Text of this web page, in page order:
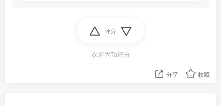
评分
欢迎为Ta评分
分享 收藏